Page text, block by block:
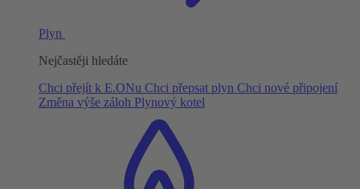
Plyn
Nejčastěji hledáte
Chci přejít k E.ONu Chci přepsat plyn Chci nové připojení
Změna výše záloh Plynový kotel